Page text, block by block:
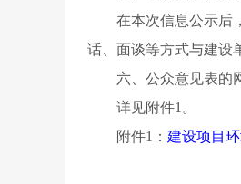
在本次信息公示后，
话、面谈等方式与建设
六、公众意见表的
详见附件1。
附件1： 建设项目